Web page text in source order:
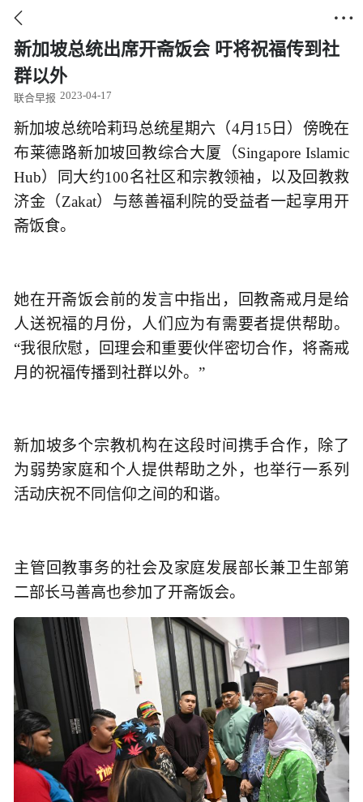
 
新加坡总统出席开斋饭会 吁将祝福传到社
群以外
联合早报 2023-04-17
新加坡总统哈莉玛总统星期六（4月15日）傍晚在
布莱德路新加坡回教综合大厦（Singapore Islamic
Hub）同大约100名社区和宗教领袖，以及回教救
济金（Zakat）与慈善福利院的受益者一起享用开
斋饭食。
她在开斋饭会前的发言中指出，回教斋戒月是给
人送祝福的月份，人们应为有需要者提供帮助。
“我很欣慰，回理会和重要伙伴密切合作，将斋戒
月的祝福传播到社群以外。”
新加坡多个宗教机构在这段时间携手合作，除了
为弱势家庭和个人提供帮助之外，也举行一系列
活动庆祝不同信仰之间的和谐。
主管回教事务的社会及家庭发展部长兼卫生部第
二部长马善高也参加了开斋饭会。